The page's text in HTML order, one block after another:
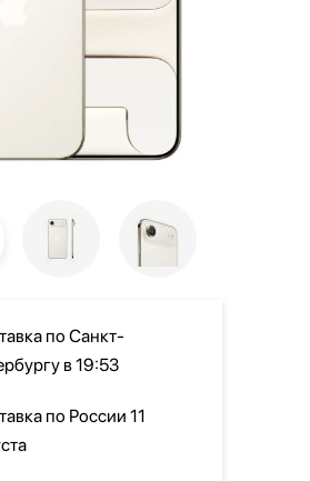
по Санкт-
в 19:53
по России 11